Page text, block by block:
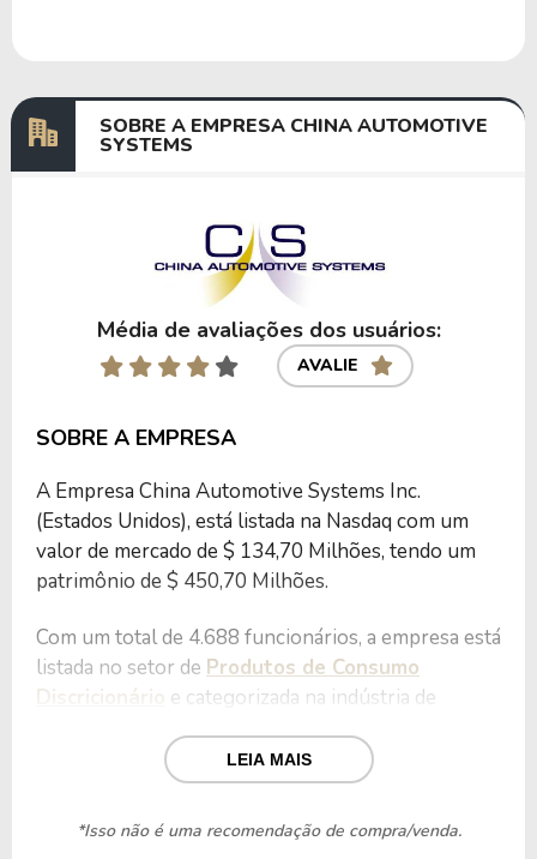
SOBRE A EMPRESA CHINA AUTOMOTIVE
SYSTEMS
Média de avaliações dos usuários:
AVALIE
SOBRE A EMPRESA
A Empresa China Automotive Systems Inc.
(Estados Unidos), está listada na Nasdaq com um
valor de mercado de $ 134,70 Milhões, tendo um
patrimônio de $ 450,70 Milhões.
Com um total de 4.688 funcionários, a empresa está
listada no setor de Produtos de Consumo
Discricionário
e categorizada na indústria de
Nos últimos 12 meses a Empresa teve um
lucro no valor de $ 42,83 Milhões.
LEIA MAIS
*Isso não é uma recomendação de compra/venda.